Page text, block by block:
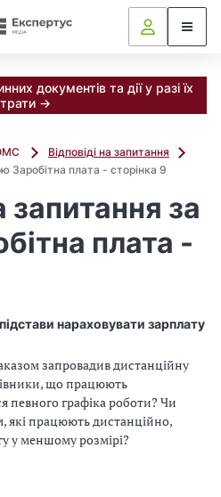
документів та дії у разі їх
→
Відповіді на запитання
Заробітна плата - сторінка 9
запитання за
плата -
нараховувати зарплату
запровадив дистанційну
що працюють
певного графіка роботи? Чи
які працюють дистанційно,
у меншому розмірі?